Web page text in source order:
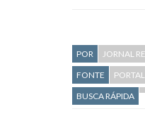
POR
JORNAL
FONTE
BUSCA RÁPIDA